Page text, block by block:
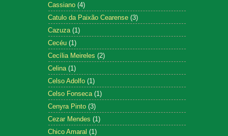
Cassiano (4)
Catulo da Paixão Cearense (3)
Cazuza (1)
Cecéu (1)
Cecília Meireles (2)
Celina (1)
Celso Adolfo (1)
Celso Fonseca (1)
Cenyra Pinto (3)
Cezar Mendes (1)
Chico Amaral (1)